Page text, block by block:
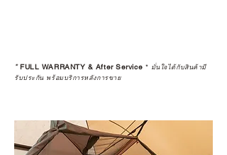
*FULL WARRANTY & After Service * มั่นใจได้กับสินค้ามี
รับประกัน พร้อมบริการหลังการขาย